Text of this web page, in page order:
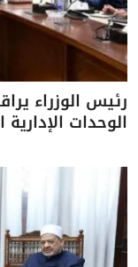
رئيس الوزراء
الوحدات